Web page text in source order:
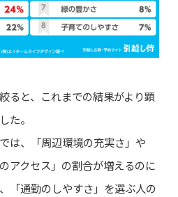
ると、これまでの結果がより顕
た。
は、「周辺環境の充実さ」や
アクセス」の割合が増えるのに
「通勤のしやすさ」を選ぶ人の